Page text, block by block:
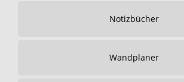
Notizbücher
Wandplaner